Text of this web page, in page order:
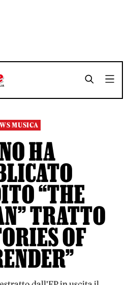
SHARE
SHARE
MUSICA
HA
“THE
TRATTO
OF